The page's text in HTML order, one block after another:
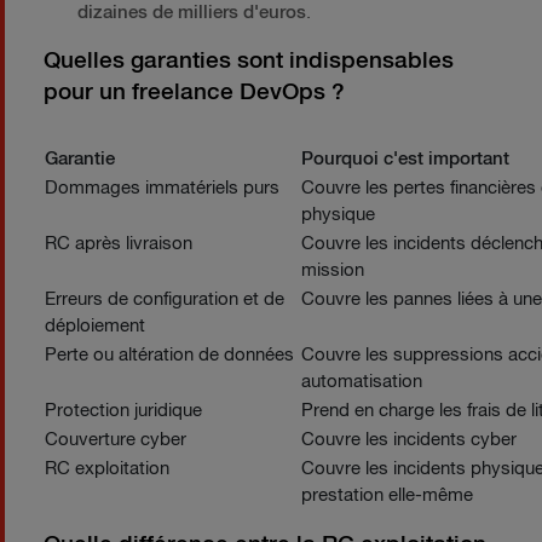
dizaines de milliers d'euros
Quelles garanties sont indispensables
pour un freelance DevOps ?
Garantie
Pourquoi c'est important
Dommages immatériels purs
Couvre les pertes
physique
RC après livraison
Couvre les incidents
mission
Erreurs de configuration et de
déploiement
Couvre les pannes liées à
Perte ou altération de données Couvre les suppressions
automatisation
Protection juridique
Prend en charge les frais de
Couverture cyber
Couvre les incidents cyber
RC exploitation
Couvre les incidents
prestation elle-même